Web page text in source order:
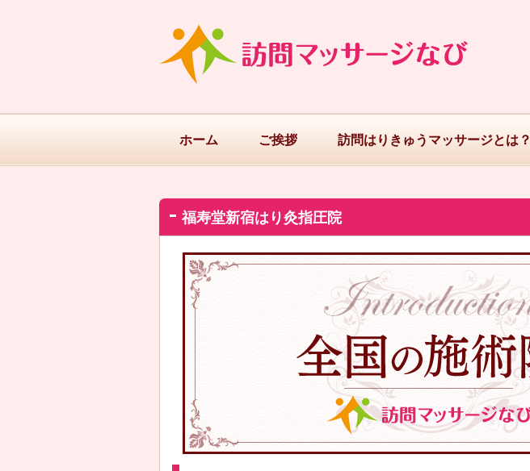
ホーム ご挨拶 訪問はりきゅうマッサージとは？
福寿堂新宿はり灸指圧院